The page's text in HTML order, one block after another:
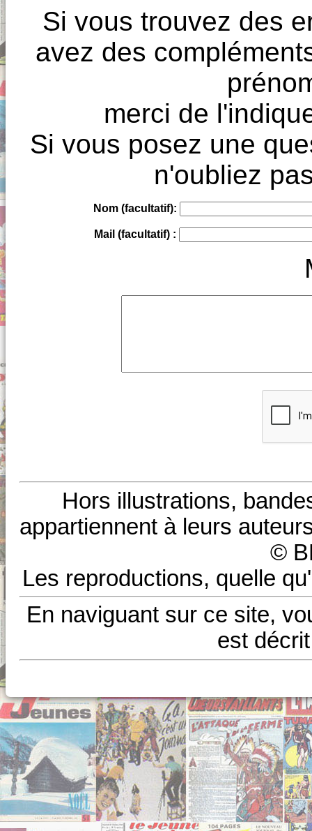
Si vous trouvez des
avez des
merci de
Si vous posez une
n'oubliez
Nom (facultatif):
Mail (facultatif) :
Hors illustrations,
appartiennent à leurs
©
Les reproductions, quelle
En naviguant sur ce site,
est